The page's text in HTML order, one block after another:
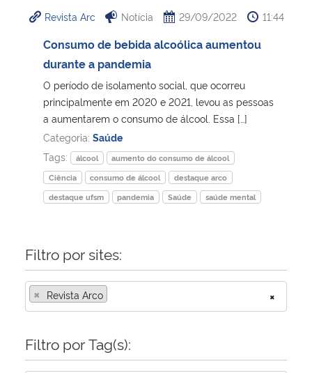
Ministério da Cidadania
Ministério de Minas e Energia
Ministério da Ciência, Tecnologia, Inovações e Comunicações
Ministério do Meio Ambiente
Ministério do Turismo
Ministério da Mulher, da Família e dos Direitos Humanos
Secretaria-Geral
Revista Arc Notícia 29/09/2022 11:44
Consumo de bebida alcoólica aumentou
durante a pandemia
O período de isolamento social, que ocorreu
principalmente em 2020 e 2021, levou as pessoas
a aumentarem o consumo de álcool. Essa […]
Categoria: Saúde
Tags:
álcool
aumento do consumo de álcool
Ciência
consumo de álcool
destaque arco
destaque ufsm
pandemia Saúde saúde mental
Filtro por sites:
×
× Revista Arco
Filtro por Tag(s):